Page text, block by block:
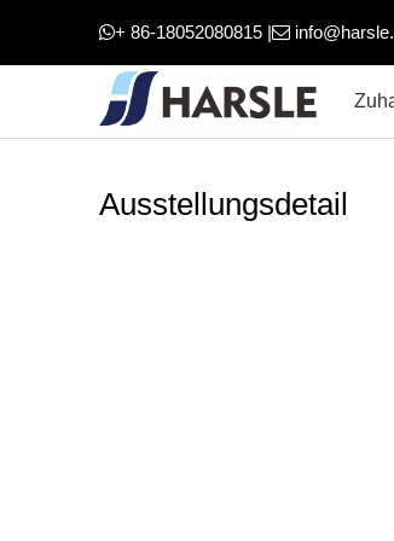
+ 86-18052080815 |
Ausstellungsdetail